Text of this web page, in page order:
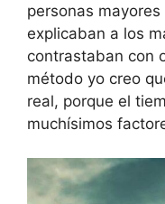
personas
explicaban a los
contrastaban con
método yo creo
real, porque el
muchísimos